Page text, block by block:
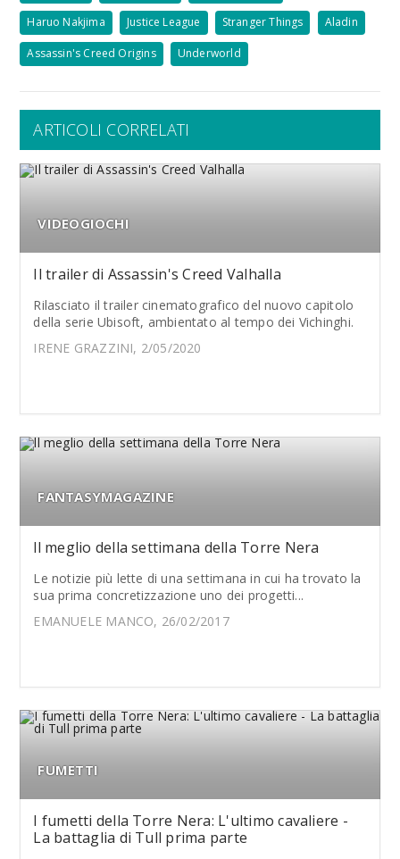
Haruo Nakjima Justice League Stranger Things Aladin
Assassin's Creed Origins Underworld
ARTICOLI CORRELATI
VIDEOGIOCHI
Il trailer di Assassin's Creed Valhalla
Rilasciato il trailer cinematografico del nuovo capitolo
della serie Ubisoft, ambientato al tempo dei Vichinghi.
IRENE GRAZZINI, 2/05/2020
FANTASYMAGAZINE
ll meglio della settimana della Torre Nera
Le notizie più lette di una settimana in cui ha trovato la
sua prima concretizzazione uno dei progetti...
EMANUELE MANCO, 26/02/2017
FUMETTI
I fumetti della Torre Nera: L'ultimo cavaliere -
La battaglia di Tull prima parte